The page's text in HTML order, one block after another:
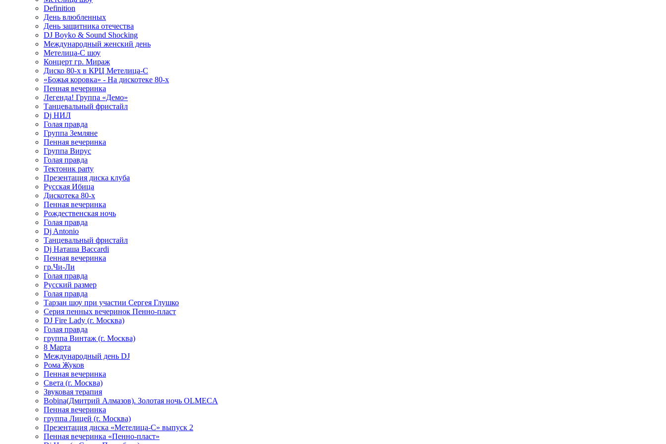
Definition
День влюбленных
День защитника отечества
DJ Boyko & Sound Shocking
Международный женский день
Метелица-С шоу
Концерт гр. Мираж
Диско 80-х в КРЦ Метелица-С
«Божья коровка» - На дискотеке 80-х
Пенная вечеринка
Легенда! Группа «Демо»
Танцевальный фристайл
Dj НИЛ
Голая правда
Группа Земляне
Пенная вечеринка
Группа Вирус
Голая правда
Тектоник party
Презентация диска клуба
Русская Ибица
Дискотека 80-х
Пенная вечеринка
Рождественская ночь
Голая правда
Dj Antonio
Танцевальный фристайл
Dj Наташа Baccardi
Пенная вечеринка
гр.Чи-Ли
Голая правда
Русский размер
Голая правда
Тарзан шоу при участии Сергея Глушко
Серия пенных вечеринок Пенно-пласт
DJ Fire Lady (г. Москва)
Голая правда
группа Винтаж (г. Москва)
8 Марта
Международный день DJ
Рома Жуков
Пенная вечеринка
Света (г. Москва)
Звуковая терапия
Bobina(Дмитрий Алмазов). Золотая ночь OLMECA
Пенная вечеринка
группа Лицей (г. Москва)
Презентация диска «Метелица-С» выпуск 2
Пенная вечеринка «Пенно-пласт»